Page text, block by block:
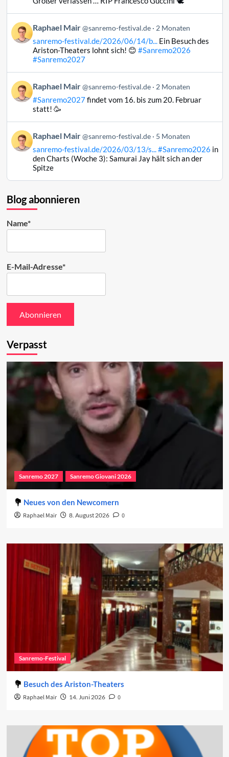
Bluesky
ansehen
Beitrag
von
Raphael
ansehen
Raphael Mair @sanremo-festival.de 2 Monaten
sanremo-festival.de/2026/06/14/b...Ein Besuch des
Ariston-Theaters lohnt sich! 😊 #Sanremo2026
#Sanremo2027
Beitrag
von
Raphael
Bluesky
ansehen
Raphael Mair @sanremo-festival.de 2 Monaten
#Sanremo2027findet vom 16. bis zum 20. Februar
statt! 🥳
Beitrag
von
Raphael
ansehen
Raphael Mair @sanremo-festival.de 5 Monaten
sanremo-festival.de/2026/03/13/s...#Sanremo2026 in
den Charts (Woche 3): Samurai Jay hält sich an der
Spitze
Blog abonnieren
Name*
E-Mail-Adresse*
Verpasst
Sanremo 2027 Sanremo Giovani 2026
Neues von den Newcomern
Raphael Mair 8. August 2026 0
Sanremo-Festival
Besuch des Ariston-Theaters
Raphael Mair 14. Juni 2026 0